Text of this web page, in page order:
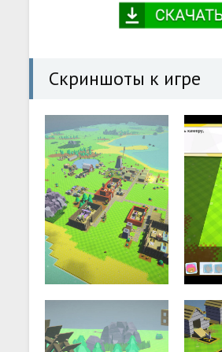
Скриншоты к игре